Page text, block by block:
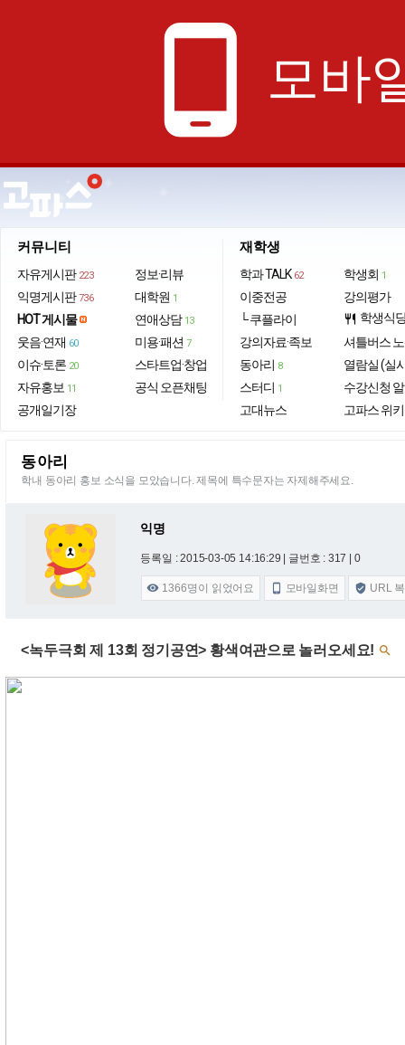
phone_android 모바
커뮤니티
자유게시판 223
익명게시판 736
HOT 게시물
웃음·연재 60
이슈·토론 20
자유홍보 11
공개일기장
정보·리뷰
대학원 1
연애상담 13
미용·패션 7
스타트업·창업
공식 오픈채팅
재학생
학과 TALK 62
이중전공
└ 쿠플라이
강의자료·족보
동아리 8
스터디 1
고대뉴스
학생회 1
강의평가
restaurant 학생식
셔틀버스
열람실 (실
수강신청
고파스 위키
동아리
학내 동아리 홍보 소식을 모았습니다. 제목에 특수문자는 자제해주세요.
익명
등록일 : 2015-03-05 14:16:29 | 글번호 : 317 | 0
 1366명이 읽었어요  모바일화면  URL
<녹두극회 제 13회 정기공연> 황색여관으로 놀러오세요! 